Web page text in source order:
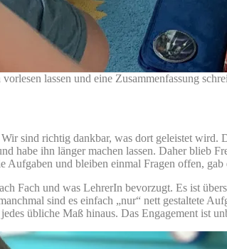
lassen und eine Zusammenfassung
sind richtig dankbar, was dort geleistet
habe ihn länger machen lassen. Daher
und bleiben einmal Fragen offen,
Fach und was LehrerIn bevorzugt. Es ist
sind es einfach „nur“ nett gestaltete
übliche Maß hinaus. Das Engagement ist